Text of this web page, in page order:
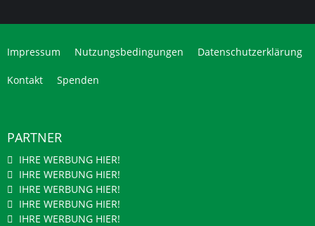
Impressum Nutzungsbedingungen Datenschutzerklärung
Kontakt Spenden
PARTNER
IHRE WERBUNG HIER!
IHRE WERBUNG HIER!
IHRE WERBUNG HIER!
IHRE WERBUNG HIER!
IHRE WERBUNG HIER!